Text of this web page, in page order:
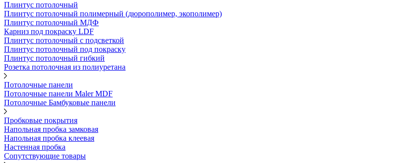
Плинтус потолочный
Плинтус потолочный полимерный (дюрополимер, экополимер)
Плинтус потолочный МДФ
Карниз под покраску LDF
Плинтус потолочный с подсветкой
Плинтус потолочный под покраску
Плинтус потолочный гибкий
Розетка потолочная из полиуретана
Потолочные панели
Потолочные панели Maler MDF
Потолочные Бамбуковые панели
Пробковые покрытия
Напольная пробка замковая
Напольная пробка клеевая
Настенная пробка
Сопутствующие товары